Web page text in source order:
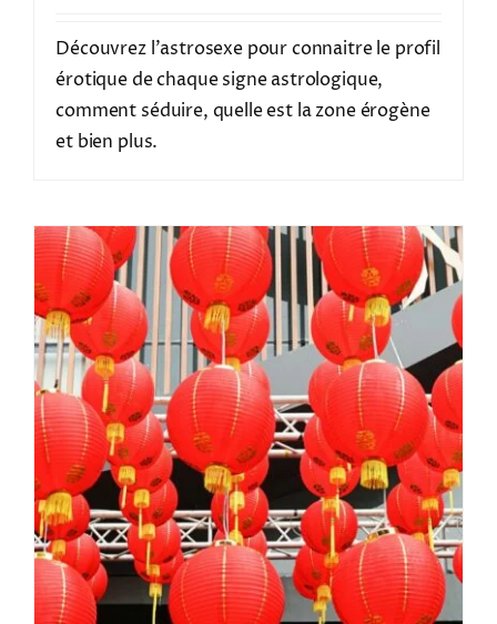
Découvrez l'astrosexe pour connaitre le profil
érotique de chaque signe astrologique,
comment séduire, quelle est la zone érogène
et bien plus.